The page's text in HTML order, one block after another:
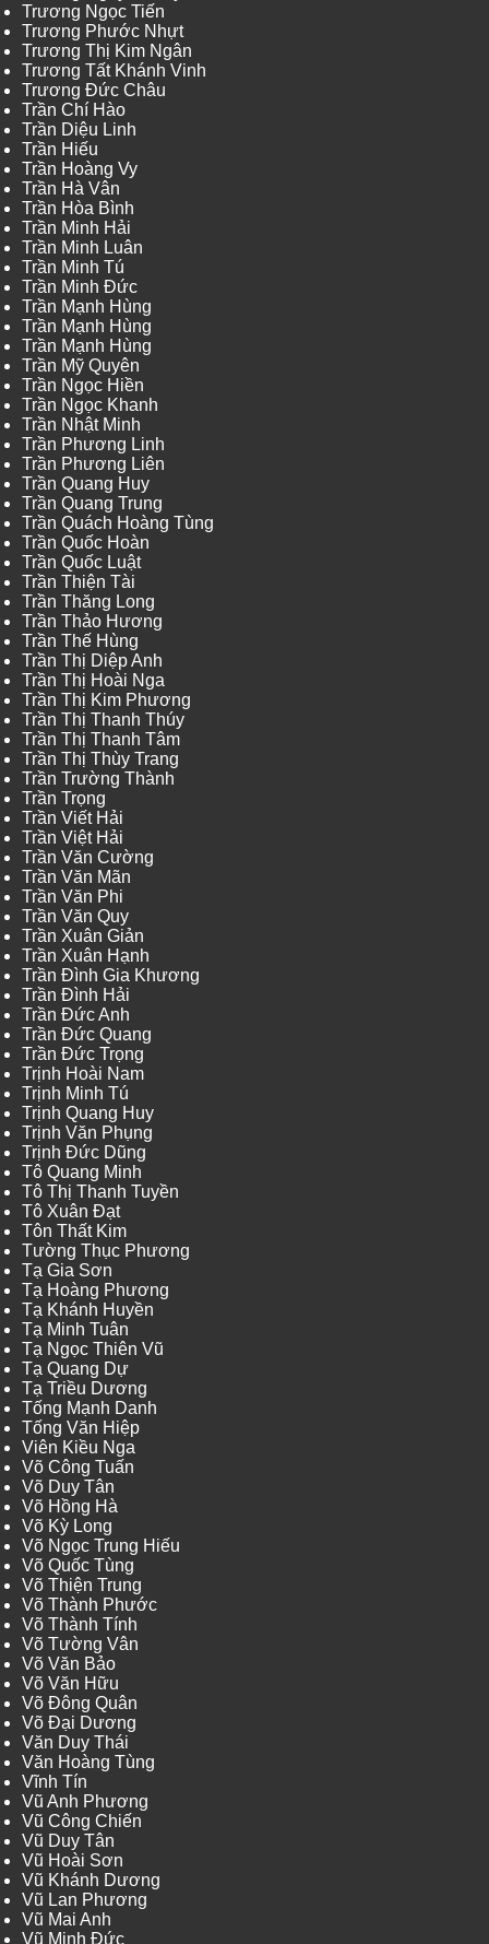
Trương Ngọc Tiến
Trương Phước Nhựt
Trương Thị Kim Ngân
Trương Tất Khánh Vinh
Trương Đức Châu
Trần Chí Hào
Trần Diệu Linh
Trần Hiếu
Trần Hoàng Vy
Trần Hà Vân
Trần Hòa Bình
Trần Minh Hải
Trần Minh Luân
Trần Minh Tú
Trần Minh Đức
Trần Mạnh Hùng
Trần Mạnh Hùng
Trần Mạnh Hùng
Trần Mỹ Quyên
Trần Ngọc Hiền
Trần Ngọc Khanh
Trần Nhật Minh
Trần Phương Linh
Trần Phương Liên
Trần Quang Huy
Trần Quang Trung
Trần Quách Hoàng Tùng
Trần Quốc Hoàn
Trần Quốc Luật
Trần Thiện Tài
Trần Thăng Long
Trần Thảo Hương
Trần Thế Hùng
Trần Thị Diệp Anh
Trần Thị Hoài Nga
Trần Thị Kim Phương
Trần Thị Thanh Thúy
Trần Thị Thanh Tâm
Trần Thị Thùy Trang
Trần Trường Thành
Trần Trọng
Trần Viết Hải
Trần Việt Hải
Trần Văn Cường
Trần Văn Mãn
Trần Văn Phi
Trần Văn Quy
Trần Xuân Giản
Trần Xuân Hạnh
Trần Đình Gia Khương
Trần Đình Hải
Trần Đức Anh
Trần Đức Quang
Trần Đức Trọng
Trịnh Hoài Nam
Trịnh Minh Tú
Trịnh Quang Huy
Trịnh Văn Phụng
Trịnh Đức Dũng
Tô Quang Minh
Tô Thị Thanh Tuyền
Tô Xuân Đạt
Tôn Thất Kim
Tường Thục Phương
Tạ Gia Sơn
Tạ Hoàng Phương
Tạ Khánh Huyền
Tạ Minh Tuân
Tạ Ngọc Thiên Vũ
Tạ Quang Dự
Tạ Triều Dương
Tống Mạnh Danh
Tống Văn Hiệp
Viên Kiều Nga
Võ Công Tuấn
Võ Duy Tân
Võ Hồng Hà
Võ Kỳ Long
Võ Ngọc Trung Hiếu
Võ Quốc Tùng
Võ Thiện Trung
Võ Thành Phước
Võ Thành Tính
Võ Tường Vân
Võ Văn Bảo
Võ Văn Hữu
Võ Đông Quân
Võ Đại Dương
Văn Duy Thái
Văn Hoàng Tùng
Vĩnh Tín
Vũ Anh Phương
Vũ Công Chiến
Vũ Duy Tân
Vũ Hoài Sơn
Vũ Khánh Dương
Vũ Lan Phương
Vũ Mai Anh
Vũ Minh Đức